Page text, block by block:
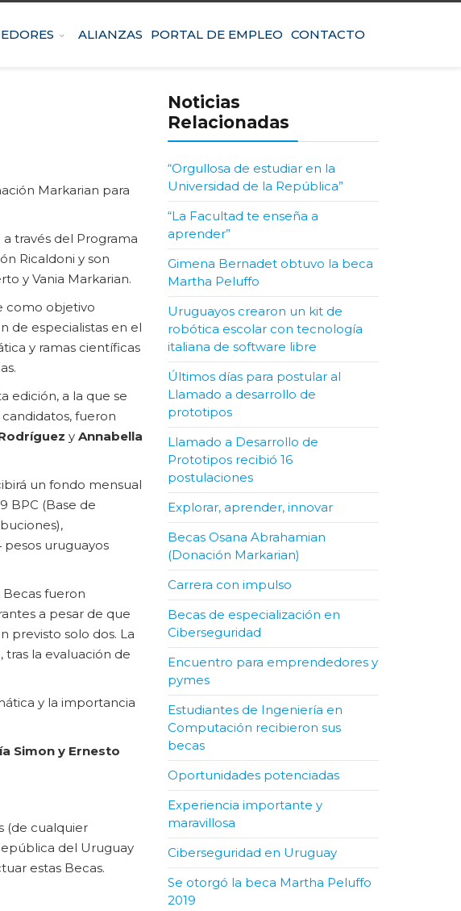
ALIANZAS PORTAL DE EMPLEO CONTACTO
Markarian para
través del Programa
Ricaldoni y son
y Vania Markarian.
como objetivo
de especialistas en el
y ramas científicas
edición, a la que se
fueron
y Annabella
un fondo mensual
BPC (Base de
pesos uruguayos
Becas fueron
a pesar de que
previsto solo dos. La
la evaluación de
y la importancia
Simon y Ernesto
(de cualquier
del Uruguay
estas Becas.
Noticias
Relacionadas
“Orgullosa de estudiar en la
Universidad de la República”
“La Facultad te enseña a
aprender”
Gimena Bernadet obtuvo la beca
Martha Peluffo
Uruguayos crearon un kit de
robótica escolar con tecnología
italiana de software libre
Últimos días para postular al
Llamado a desarrollo de
prototipos
Llamado a Desarrollo de
Prototipos recibió 16
postulaciones
Explorar, aprender, innovar
Becas Osana Abrahamian
(Donación Markarian)
Carrera con impulso
Becas de especialización en
Ciberseguridad
Encuentro para emprendedores y
pymes
Estudiantes de Ingeniería en
Computación recibieron sus
becas
Oportunidades potenciadas
Experiencia importante y
maravillosa
Ciberseguridad en Uruguay
Se otorgó la beca Martha Peluffo
2019